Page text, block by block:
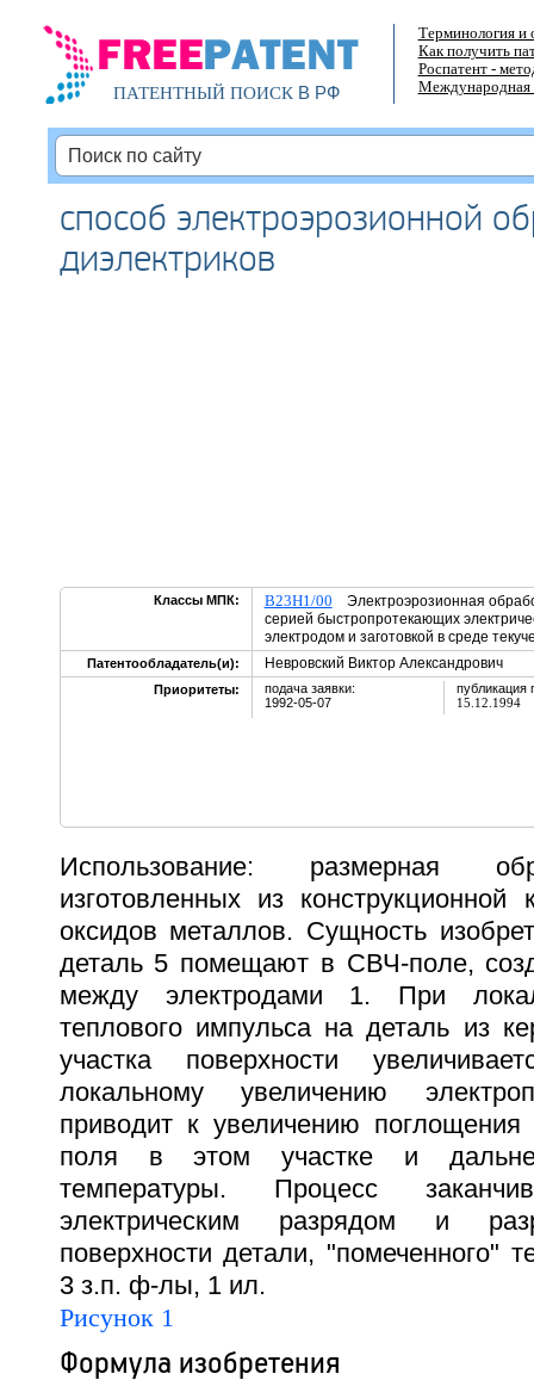
ПАТЕНТНЫЙ ПОИСКВ РФ
Терминология и
Как получить
Роспатент -
Международная
способ электроэрозионной
диэлектриков
Классы МПК: B23H1/00 Электроэрозионная
серией быстропротекающих
электродом и заготовкой в среде
Патентообладатель(и): Невровский Виктор Александрович
Приоритеты:
подача заявки:
1992-05-07
публикация
15.12.1994
Использование: размерная
изготовленных из
оксидов металлов. Сущность
деталь 5 помещают в СВЧ-поле,
между электродами 1. При
теплового импульса на деталь из
участка поверхности
локальному увеличению
приводит к увеличению
поля в этом участке и
температуры. Процесс
электрическим разрядом и
поверхности детали, "помеченного"
3 з.п. ф-лы, 1 ил.
Рисунок 1
Формула изобретения